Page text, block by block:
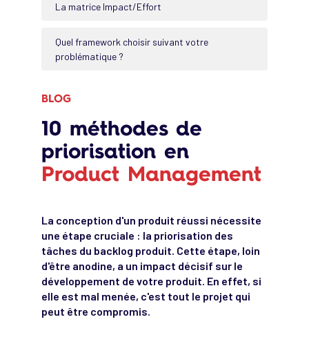
La matrice Impact/Effort
Quel framework choisir suivant votre
problématique ?
BLOG
10 méthodes de
priorisation en
Product Management
La conception d'un produit réussi nécessite
une étape cruciale : la priorisation des
tâches du backlog produit. Cette étape, loin
d'être anodine, a un impact décisif sur le
développement de votre produit. En effet, si
elle est mal menée, c'est tout le projet qui
peut être compromis.